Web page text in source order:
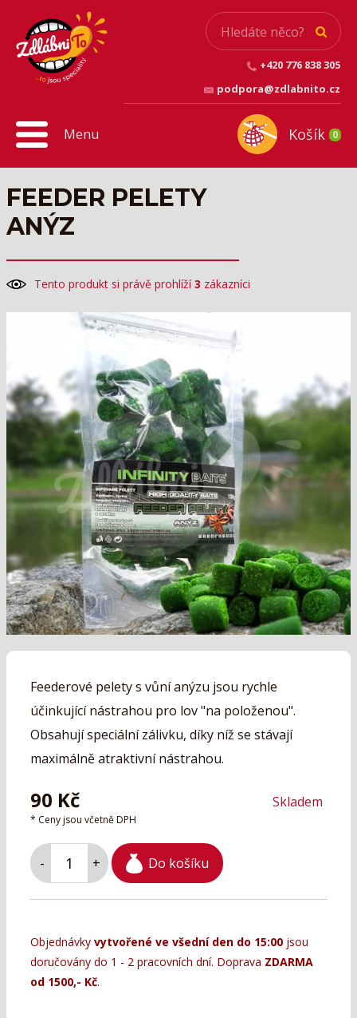
+420 776 838 305
podpora@zdlabnito.cz
Košík 0
Menu
FEEDER PELETY
ANÝZ
Tento produkt si právě prohlíží3 zákazníci
Feederové pelety s vůní anýzu jsou rychle
účinkující nástrahou pro lov "na položenou".
Obsahují speciální zálivku, díky níž se stávají
maximálně atraktivní nástrahou.
90 Kč
* Ceny jsou včetně DPH
Skladem
- + Do košíku
Objednávky vytvořené ve všední den do 15:00 jsou
doručovány do 1 - 2 pracovních dní. Doprava ZDARMA
od 1500,- Kč.